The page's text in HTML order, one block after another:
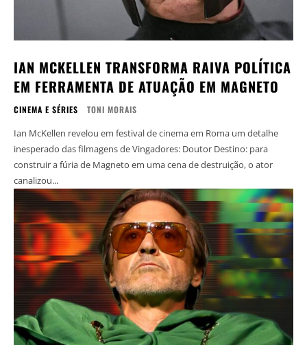
IAN MCKELLEN TRANSFORMA RAIVA POLÍTICA
EM FERRAMENTA DE ATUAÇÃO EM MAGNETO
CINEMA E SÉRIES TONI MORAIS
Ian McKellen revelou em festival de cinema em Roma um detalhe
inesperado das filmagens de Vingadores: Doutor Destino: para
construir a fúria de Magneto em uma cena de destruição, o ator
canalizou...